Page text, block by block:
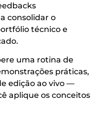
consolidar o
técnico e
uma rotina de
práticas,
edição ao vivo —
aplique os conceitos